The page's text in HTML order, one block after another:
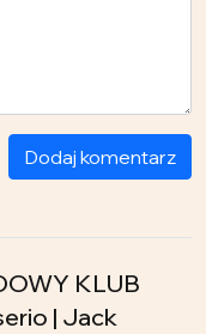
Dodaj komentarz
KLUB
| Jack